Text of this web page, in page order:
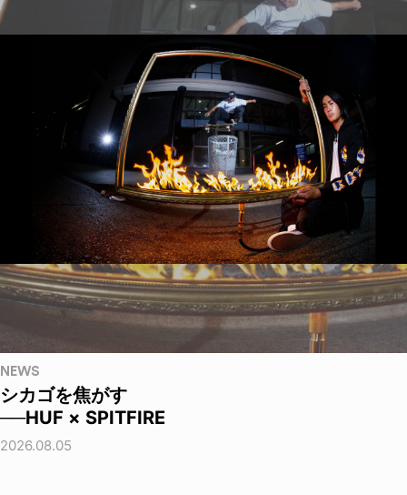
NEWS
シカゴを焦がす
──HUF × SPITFIRE
2026.08.05